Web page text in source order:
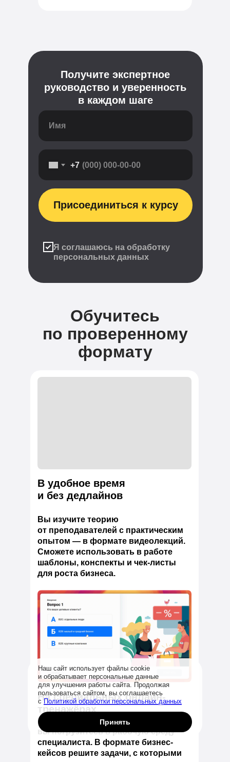
Заказать звонок
+7
Присоединиться к курсу
Я соглашаюсь на обработку
персональных данных
Получите экспертное
руководство и уверенность
в каждом шаге
В удобное время
и без дедлайнов
Вы изучите теорию
от преподавателей с практическим
опытом — в формате видеолекций.
Сможете использовать в работе
шаблоны, конспекты и чек-листы
для роста бизнеса.
На специальных онлайн-
тренажёрах
С первой минуты обучения
вы погрузитесь в рабочую среду
специалиста. В формате бизнес-
кейсов решите задачи, с которыми
Обучитесь
по проверенному
формату
Принять
Наш сайт использует файлы cookie
и обрабатывает персональные данные
для улучшения работы сайта. Продолжая
пользоваться сайтом, вы соглашаетесь
сПолитикой обработки персональных данных